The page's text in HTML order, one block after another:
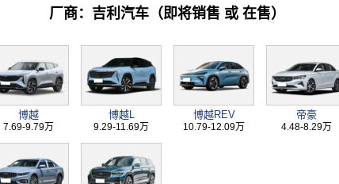
厂商：吉利汽车（即将销售 或 在售）
博越
7.69-9.79万
博越L
9.29-11.69万
博越REV
10.79-12.09万
帝豪
4.48-8.29万